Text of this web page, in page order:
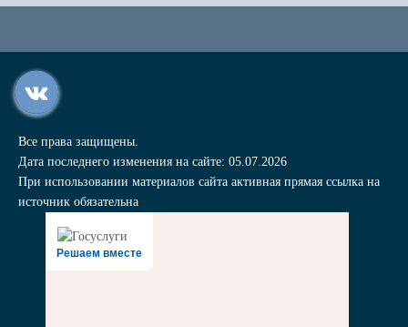
Все права защищены.
Дата последнего изменения на сайте: 05.07.2026
При использовании материалов сайта активная прямая ссылка на
источник обязательна
Решаем вместе